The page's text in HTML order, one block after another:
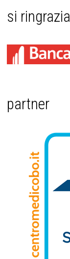
si ringrazia
partner